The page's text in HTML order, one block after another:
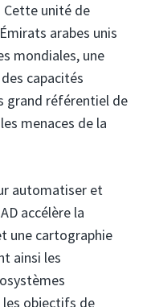
Cette unité de
arabes unis
mondiales, une
capacités
grand référentiel de
menaces de la
automatiser et
accélère la
une cartographie
ainsi les
les objectifs de